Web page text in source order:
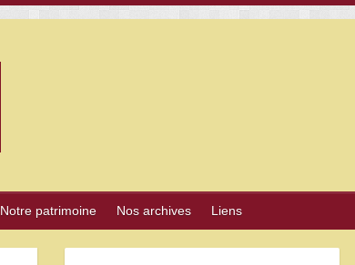
Notre patrimoine Nos archives Liens